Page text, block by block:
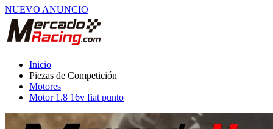
Piezas de Competición
Motores
Motor 1.8 16v fiat punto